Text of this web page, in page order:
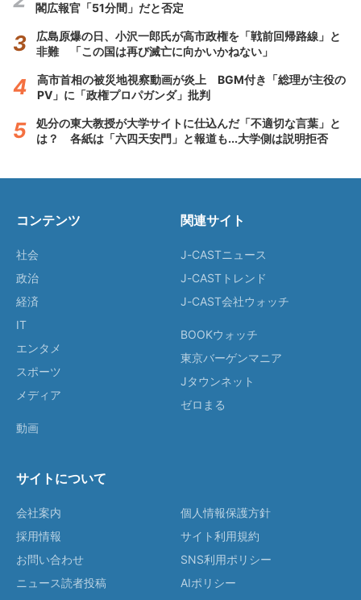
閣広報官「51分間」だと否定
広島原爆の日、小沢一郎氏が高市政権を「戦前回帰路線」と
非難 「この国は再び滅亡に向かいかねない」
高市首相の被災地視察動画が炎上 BGM付き「総理が主役の
PV」に「政権プロパガンダ」批判
処分の東大教授が大学サイトに仕込んだ「不適切な言葉」と
は？ 各紙は「六四天安門」と報道も...大学側は説明拒否
コンテンツ
社会
政治
経済
IT
エンタメ
スポーツ
メディア
動画
関連サイト
J-CASTニュース
J-CASTトレンド
J-CAST会社ウォッチ
BOOKウォッチ
東京バーゲンマニア
Jタウンネット
ゼロまる
サイトについて
会社案内
採用情報
お問い合わせ
ニュース読者投稿
個人情報保護方針
サイト利用規約
SNS利用ポリシー
AIポリシー